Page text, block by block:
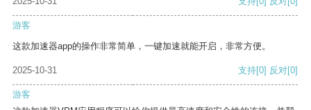
游客
这款加速器app的操作非常简单，一键加速就能开启，非常方便。
2025-10-31 支持[0] 反对[0]
游客